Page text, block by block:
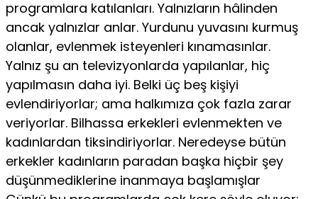
programlara katılanları. Yalnızların hâlinden
ancak yalnızlar anlar. Yurdunu yuvasını kurmuş
olan­lar, evlenmek isteyenleri kınamasınlar.
Yalnız şu an televizyonlarda yapılanlar, hiç
yapılmasın daha iyi. Belki üç beş kişiyi
evlendiriyorlar; ama halkımıza çok faz­la zarar
veriyorlar. Bilhassa erkekleri evlenmekten ve
kadınlar­dan tiksindiriyorlar. Neredeyse bütün
erkekler kadınların para­dan başka hiçbir şey
düşünmediklerine inanmaya başlamışlar